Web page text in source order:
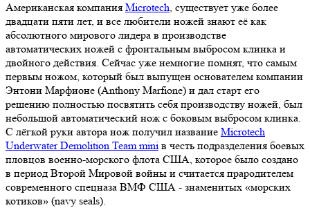
Американская компания Microtech, существует уже более
двадцати пяти лет, и все любители ножей знают её как
абсолютного мирового лидера в производстве
автоматических ножей с фронтальным выбросом клинка и
двойного действия. Сейчас уже немногие помнят, что самым
первым ножом, который был выпущен основателем компании
Энтони Марфионе (Anthony Marfione) и дал старт его
решению полностью посвятить себя производству ножей, был
небольшой автоматический нож с боковым выбросом клинка.
С лёгкой руки автора нож получил название Microtech
Underwater Demolition Team mini в честь подразделения боевых
пловцов военно-морского флота США, которое было создано
в период Второй Мировой войны и считается прародителем
современного спецназа ВМФ США - знаменитых «морских
котиков» (navy seals).